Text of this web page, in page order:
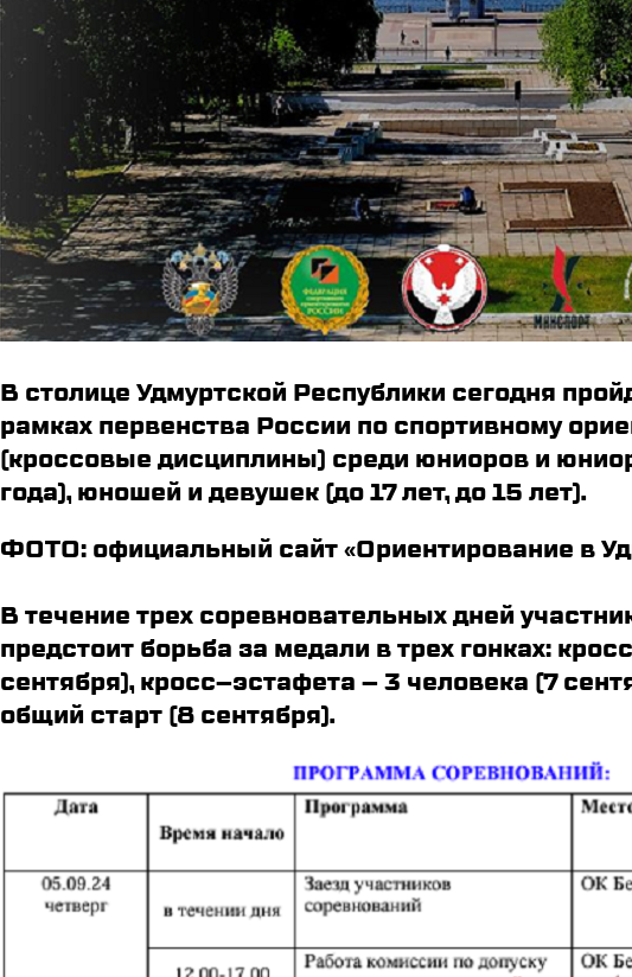
В столице Удмуртской Республики сегодня
рамках первенства России по спортивному
(кроссовые дисциплины) среди юниоров и
года), юношей и девушек (до 17 лет, до 15 лет).
ФОТО: официальный сайт «Ориентирование в
В течение трех соревновательных дней
предстоит борьба за медали в трех гонках:
сентября), кросс–эстафета – 3 человека (7
общий старт (8 сентября).